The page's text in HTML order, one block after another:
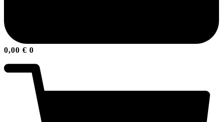
0,00 € 0